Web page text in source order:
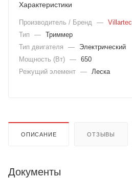
Характеристики
Производитель / Бренд — Villartec
Тип
— Триммер
Тип двигателя
—
Электрический
Мощность (Вт) — 650
Режущий элемент — Леска
ОПИСАНИЕ ОТЗЫВЫ
Документы